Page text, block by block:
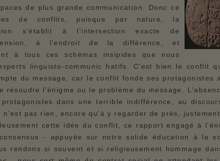
de plus grande communication. Donc ce
de conflits, puisque par nature, la
s’établit à l'intersection exacte de
à l'endroit de la différence, et
à tous ces schémas insipides que nous
linguisto-communic hatifs. C'est bien le conflit
du message, car le conflit fonde ses protagonistes
résoudre l'énigme ou le problème du message.
dans une terrible indifférence, au
n'est pas rien, encore qu'à y regarder de près,
cette idée du conflit, ce rapport engagé à
- appuyée sur notre solide éducation à la
rendons si souvent et si religieusement hommage